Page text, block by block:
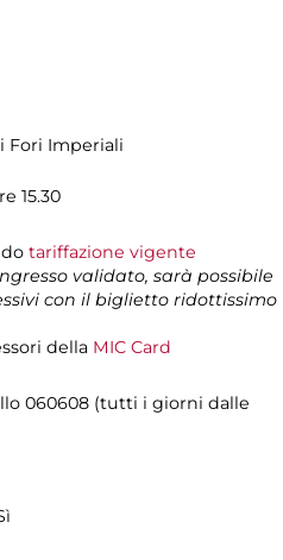
Fori Imperiali
15.30
tariffazione vigente
validato, sarà possibile
con il biglietto ridottissimo
della MIC Card
060608 (tutti i giorni dalle